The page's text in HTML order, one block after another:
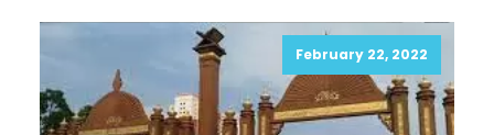
February 22, 2022